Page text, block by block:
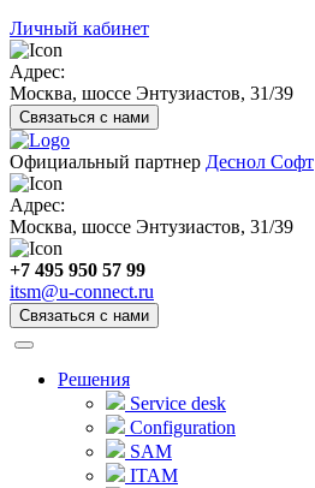
Личный кабинет
Адрес:
Москва, шоссе Энтузиастов, 31/39
Связаться с нами
Официальный партнер Деснол Софт
Адрес:
Москва, шоссе Энтузиастов, 31/39
+7 495 950 57 99
itsm@u-connect.ru
Связаться с нами
Решения
Service desk
Configuration
SAM
ITAM